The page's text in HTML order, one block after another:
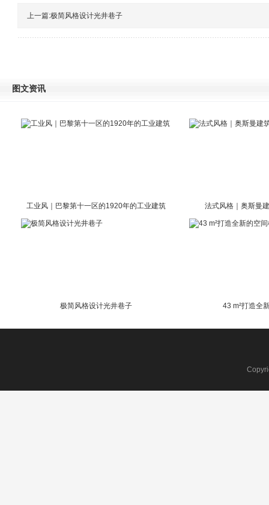
上一篇:极简风格设计光井巷子
图文资讯
工业风｜巴黎第十一区的1920年的工业建筑 法式风格｜奥斯曼
极简风格设计光井巷子 43 m²打造全